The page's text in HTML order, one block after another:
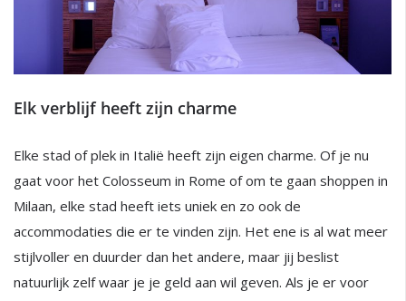
Elk verblijf heeft zijn charme
Elke stad of plek in Italië heeft zijn eigen charme. Of je nu
gaat voor het Colosseum in Rome of om te gaan shoppen in
Milaan, elke stad heeft iets uniek en zo ook de
accommodaties die er te vinden zijn. Het ene is al wat meer
stijlvoller en duurder dan het andere, maar jij beslist
natuurlijk zelf waar je je geld aan wil geven. Als je er voor